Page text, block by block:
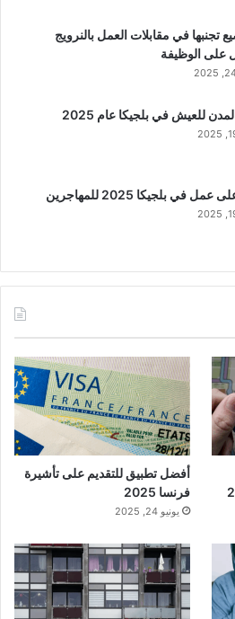
تجنبها في مقابلات العمل بالنرويج
على الوظيفة
للعيش في بلجيكا عام 2025
في بلجيكا 2025 للمهاجرين
أفضل تطبيق للتقديم على تأشيرة
فرنسا 2025
يونيو 24, 2025